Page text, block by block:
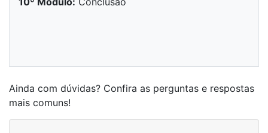
Ainda com dúvidas? Confira as perguntas e respostas
mais comuns!